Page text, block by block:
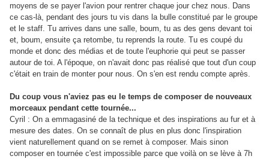
moyens de se payer l'avion pour rentrer chaque jour chez nous. Dans
ce cas-là, pendant des jours tu vis dans la bulle constitué par le groupe
et le staff. Tu arrives dans une salle, boum, tu as des gens devant toi
et, boum, ensuite ça retombe, tu reprends la route. Tu es coupé du
monde et donc des médias et de toute l'euphorie qui peut se passer
autour de toi. A l'époque, on n'avait donc pas réalisé que tout d'un coup
c'était en train de monter pour nous. On s'en est rendu compte après.
Du coup vous n'aviez pas eu le temps de composer de nouveaux
morceaux pendant cette tournée...
Cyril : On a emmagasiné de la technique et des inspirations au fur et à
mesure des dates. On se connaît de plus en plus donc l'inspiration
vient naturellement quand on se remet à composer. Mais sinon
composer en tournée c'est impossible parce que voilà on se lève à 7h